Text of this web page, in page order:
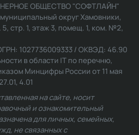
ОБЩЕСТВО "СОФТЛАЙН"
округ Хамовники,
5, стр. 1, этаж 3, помещ. 1, ком. №2,
1027736009333 / ОКВЭД: 46.90
в области IT по перечню,
Минцифры России от 11 мая
4.01
на сайте, носит
и ознакомительный
для личных, семейных,
не связанных с